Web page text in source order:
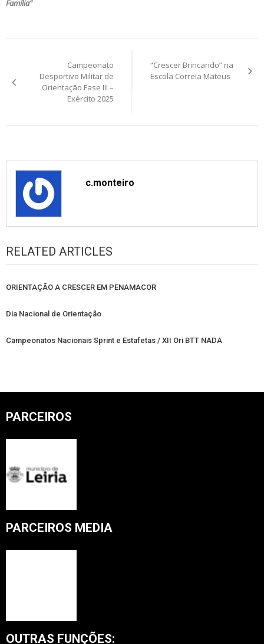
Família”
navigation
Campeonato
Desportivo Militar de
Orientação Fase III –
Exército 2025
“Crescer Brincando” na
Escola Correia Mateus
c.monteiro
RELATED ARTICLES
ORIENTAÇÃO A CRESCER EM PENAMACOR
Dia Nacional de Orientação
Campeonatos Nacionais Sprint e Estafetas / XII Ori BTT NADA
PARCEIROS
PARCEIROS MEDIA
OUTRAS FUNÇÕES: